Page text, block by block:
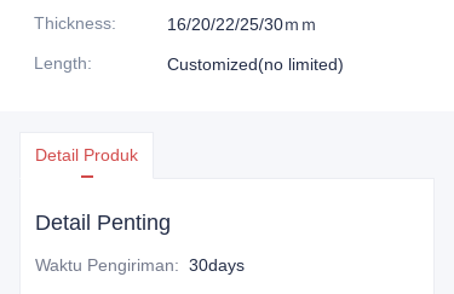
Thickness:
16/20/22/25/30ｍｍ
Length: Customized(no limited)
Detail Produk
Detail Penting
Waktu Pengiriman: 30days